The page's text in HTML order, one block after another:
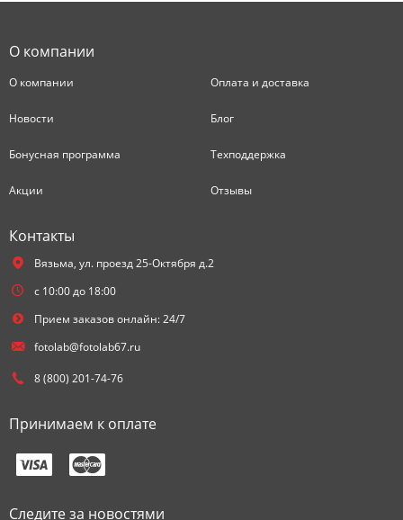
О компании
О компании Оплата и доставка
Новости Блог
Бонусная программа Техподдержка
Акции Отзывы
Контакты
Вязьма, ул. проезд 25-Октября д.2
с 10:00 до 18:00
Прием заказов онлайн: 24/7
fotolab@fotolab67.ru
8 (800) 201-74-76
Принимаем к оплате
Следите за новостями